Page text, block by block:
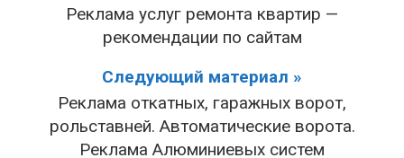
Реклама услуг ремонта квартир —
рекомендации по сайтам
Следующий материал »
Реклама откатных, гаражных ворот,
рольставней. Автоматические ворота.
Реклама Алюминиевых систем